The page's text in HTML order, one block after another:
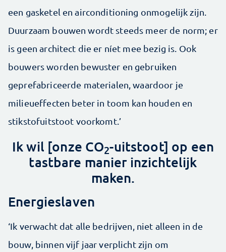
een gasketel en airconditioning onmogelijk zijn.
Duurzaam bouwen wordt steeds meer de norm; er
is geen architect die er níet mee bezig is. Ook
bouwers worden bewuster en gebruiken
geprefabriceerde materialen, waardoor je
milieueffecten beter in toom kan houden en
stikstofuitstoot voorkomt.’
Ik wil [onze CO2-uitstoot] op een
tastbare manier inzichtelijk
maken.
Energieslaven
‘Ik verwacht dat alle bedrijven, niet alleen in de
bouw, binnen vijf jaar verplicht zijn om